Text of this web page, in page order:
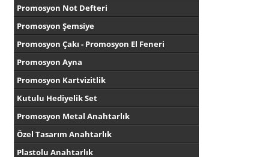
Promosyon Not Defteri
Promosyon Şemsiye
Promosyon Çakı - Promosyon El Feneri
Promosyon Ayna
Promosyon Kartvizitlik
Kutulu Hediyelik Set
Promosyon Metal Anahtarlık
Özel Tasarım Anahtarlık
Plastolu Anahtarlık